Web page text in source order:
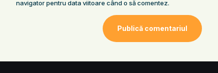
navigator pentru data viitoare când o să comentez.